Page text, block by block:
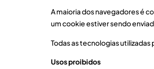
A maioria dos navegadores é
um cookie estiver sendo
Todas as tecnologias
Usos proibidos